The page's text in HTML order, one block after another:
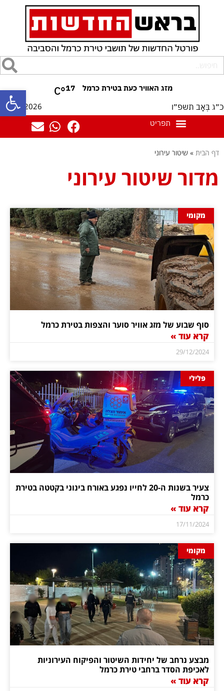
פתח 17
°C
כ״ג בְּאָב תשפ״ו 06/08/2026
דף הבית » שיטור עירוני
מדור שיטור עירוני
מקומי
סוף שבוע של מזג אוויר סוער והצפות בטירת כרמל
קרא עוד »
29/12/2024
פלילי
צעיר בשנות ה-20 לחייו נפגע באורח בינוני בקטטה בטירת
כרמל
קרא עוד »
17/11/2024
מקומי
מבצע נרחב של יחידות השיטור והפיקוח העירוניות
לאכיפת הסדר ברחבי טירת כרמל
קרא עוד »